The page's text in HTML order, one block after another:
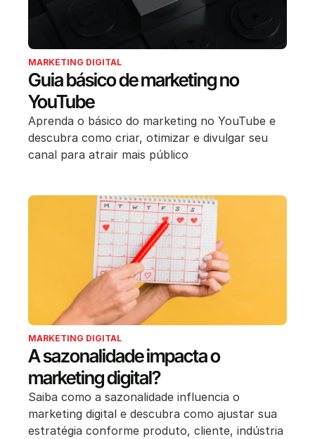
MARKETING DIGITAL
Guia básico de marketing no
YouTube
Aprenda o básico do marketing no YouTube e
descubra como criar, otimizar e divulgar seu
canal para atrair mais público
MARKETING DIGITAL
A sazonalidade impacta o
marketing digital?
Saiba como a sazonalidade influencia o
marketing digital e descubra como ajustar sua
estratégia conforme produto, cliente, indústria